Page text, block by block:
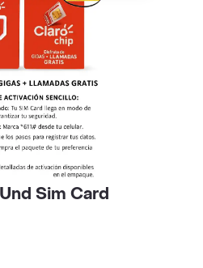
Sim Card